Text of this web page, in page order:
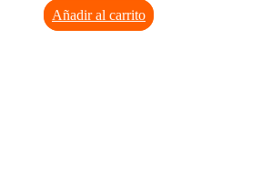
Añadir al carrito